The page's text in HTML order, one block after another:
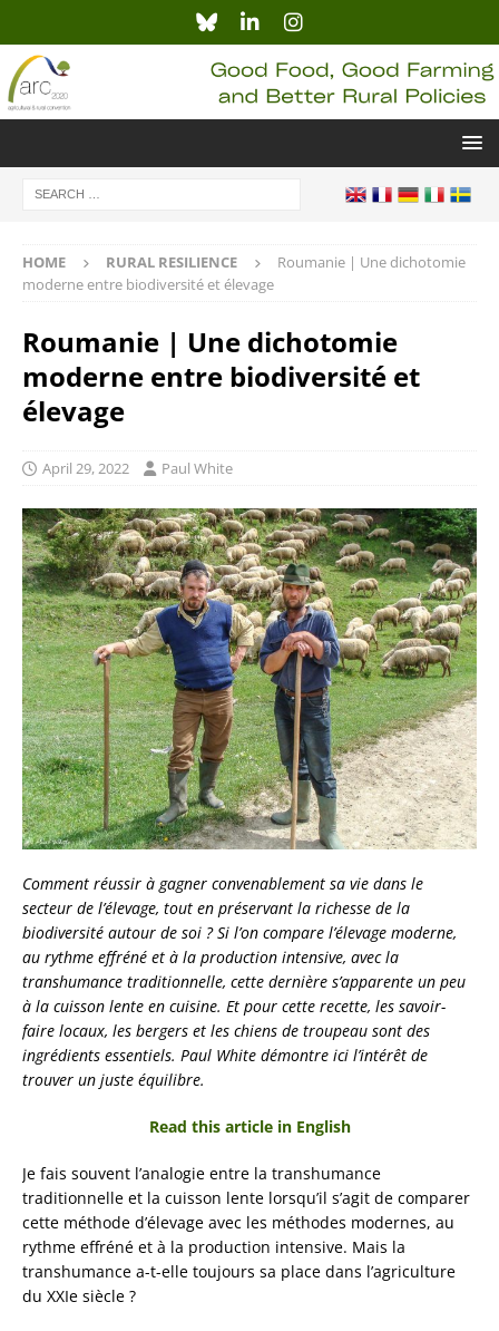
HOME RURAL RESILIENCE
Roumanie | Une dichotomie
moderne entre biodiversité et élevage
Roumanie | Une dichotomie
moderne entre biodiversité et
élevage
April 29, 2022 Paul White
Comment réussir à gagner convenablement sa vie dans le
secteur de l’élevage, tout en préservant la richesse de la
biodiversité autour de soi ? Si l’on compare l’élevage moderne,
au rythme effréné et à la production intensive, avec la
transhumance traditionnelle, cette dernière s’apparente un peu
à la cuisson lente en cuisine. Et pour cette recette, les savoir-
faire locaux, les bergers et les chiens de troupeau sont des
ingrédients essentiels. Paul White démontre ici l’intérêt de
trouver un juste équilibre.
Read this article in English
Je fais souvent l’analogie entre la transhumance
traditionnelle et la cuisson lente lorsqu’il s’agit de comparer
cette méthode d’élevage avec les méthodes modernes, au
rythme effréné et à la production intensive. Mais la
transhumance a-t-elle toujours sa place dans l’agriculture
du XXIe siècle ?